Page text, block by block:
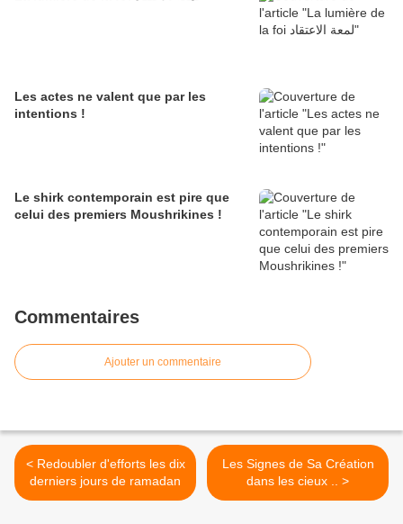
Les actes ne valent que par les
intentions !
Le shirk contemporain est pire que
celui des premiers Moushrikines !
Commentaires
Ajouter un commentaire
< Redoubler d'efforts les dix
derniers jours de ramadan
Les Signes de Sa Création
dans les cieux .. >